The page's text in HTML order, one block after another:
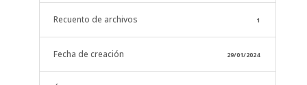
Recuento de archivos 1
Fecha de creación 29/01/2024